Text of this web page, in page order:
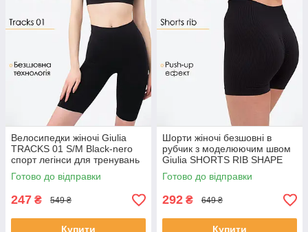
Велосипедки жіночі Giulia
TRACKS 01 S/M Black-nero
спорт легінси для тренувань
Готово до відправки
247 ₴ 549 ₴
Купити
Шорти жіночі безшовні в
рубчик з моделюючим швом
Giulia SHORTS RIB SHAPE
L/XL Black-black спортивні
еластичні велосипедки
Готово до відправки
292 ₴ 649 ₴
Купити